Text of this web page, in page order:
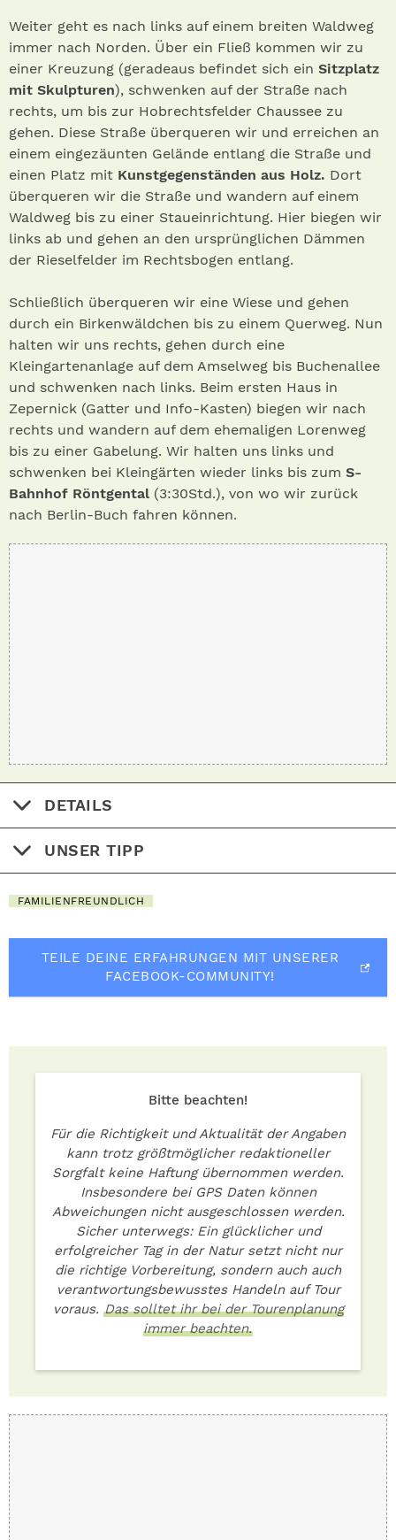
Weiter geht es nach links auf einem breiten Waldweg
immer nach Norden. Über ein Fließ kommen wir zu
einer Kreuzung (geradeaus befindet sich ein Sitzplatz
mit Skulpturen), schwenken auf der Straße nach
rechts, um bis zur Hobrechtsfelder Chaussee zu
gehen. Diese Straße überqueren wir und erreichen an
einem eingezäunten Gelände entlang die Straße und
einen Platz mit Kunstgegenständen aus Holz. Dort
überqueren wir die Straße und wandern auf einem
Waldweg bis zu einer Staueinrichtung. Hier biegen wir
links ab und gehen an den ursprünglichen Dämmen
der Rieselfelder im Rechtsbogen entlang.
Schließlich überqueren wir eine Wiese und gehen
durch ein Birkenwäldchen bis zu einem Querweg. Nun
halten wir uns rechts, gehen durch eine
Kleingartenanlage auf dem Amselweg bis Buchenallee
und schwenken nach links. Beim ersten Haus in
Zepernick (Gatter und Info-Kasten) biegen wir nach
rechts und wandern auf dem ehemaligen Lorenweg
bis zu einer Gabelung. Wir halten uns links und
schwenken bei Kleingärten wieder links bis zum S-
Bahnhof Röntgental (3:30Std.), von wo wir zurück
nach Berlin-Buch fahren können.
DETAILS
UNSER TIPP
FAMILIENFREUNDLICH
TEILE DEINE ERFAHRUNGEN MIT UNSERER
FACEBOOK-COMMUNITY!
Bitte beachten!
Für die Richtigkeit und Aktualität der Angaben
kann trotz größtmöglicher redaktioneller
Sorgfalt keine Haftung übernommen werden.
Insbesondere bei GPS Daten können
Abweichungen nicht ausgeschlossen werden.
Sicher unterwegs: Ein glücklicher und
erfolgreicher Tag in der Natur setzt nicht nur
die richtige Vorbereitung, sondern auch auch
verantwortungsbewusstes Handeln auf Tour
voraus. Das solltet ihr bei der Tourenplanung
immer beachten.